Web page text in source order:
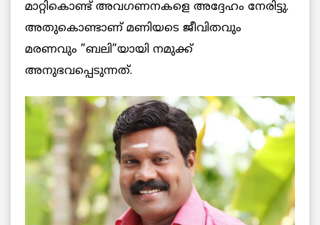
മാറ്റികൊണ്ട് അവഗണനകളെ അദ്ദേഹം നേരിട്ടു.
അതുകൊണ്ടാണ് മണിയടെ ജീവിതവും
മരണവും ”ബലി”യായി നമുക്ക്
അനുഭവപ്പെടുന്നത്.